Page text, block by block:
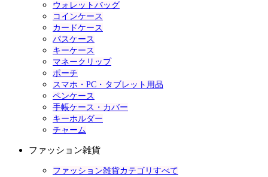
ウォレットバッグ
コインケース
カードケース
パスケース
キーケース
マネークリップ
ポーチ
スマホ・PC・タブレット用品
ペンケース
手帳ケース・カバー
キーホルダー
チャーム
ファッション雑貨
ファッション雑貨カテゴリすべて